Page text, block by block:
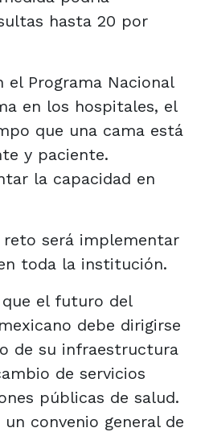
hasta 20 por
el Programa Nacional
en los hospitales, el
que una cama está
y paciente.
la capacidad en
reto será implementar
toda la institución.
el futuro del
debe dirigirse
de su infraestructura
de servicios
públicas de salud.
un convenio general de